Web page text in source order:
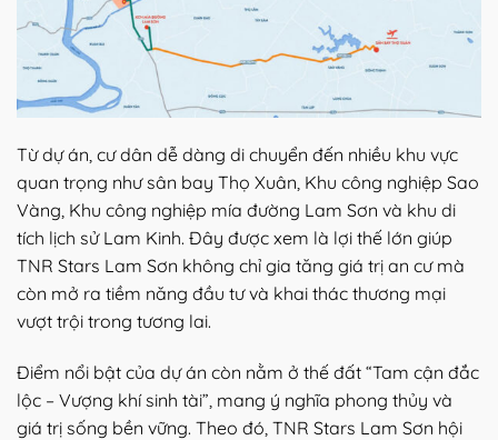
Từ dự án, cư dân dễ dàng di chuyển đến nhiều khu vực
quan trọng như sân bay Thọ Xuân, Khu công nghiệp Sao
Vàng, Khu công nghiệp mía đường Lam Sơn và khu di
tích lịch sử Lam Kinh. Đây được xem là lợi thế lớn giúp
TNR Stars Lam Sơn không chỉ gia tăng giá trị an cư mà
còn mở ra tiềm năng đầu tư và khai thác thương mại
vượt trội trong tương lai.
Điểm nổi bật của dự án còn nằm ở thế đất “Tam cận đắc
lộc – Vượng khí sinh tài”, mang ý nghĩa phong thủy và
giá trị sống bền vững. Theo đó, TNR Stars Lam Sơn hội